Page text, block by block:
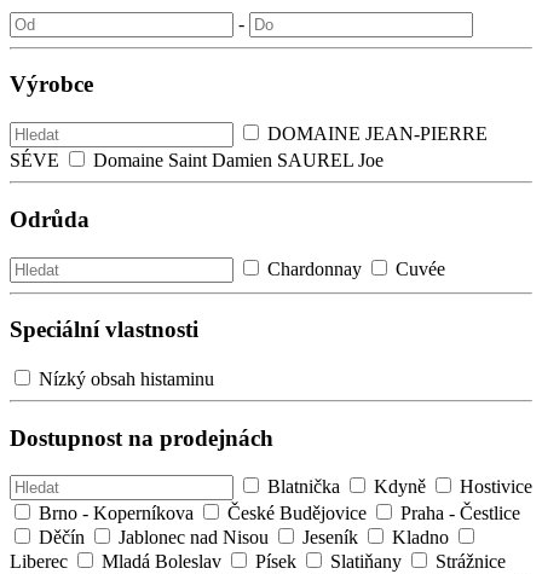
-
Výrobce
DOMAINE JEAN-PIERRE
SÉVE
Domaine Saint Damien SAUREL Joe
Odrůda
Chardonnay Cuvée
Speciální vlastnosti
Nízký obsah histaminu
Dostupnost na prodejnách
Blatnička Kdyně
Hostivice
Brno - Koperníkova
České Budějovice
Praha - Čestlice
Děčín
Jablonec nad Nisou Jeseník
Kladno
Liberec
Mladá Boleslav Písek Slatiňany
Strážnice